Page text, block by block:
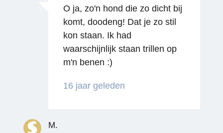
Reageren
O ja, zo'n hond die zo dicht bij
komt, doodeng! Dat je zo stil
kon staan. Ik had
waarschijnlijk staan trillen op
m'n benen :)
16 jaar geleden
M.